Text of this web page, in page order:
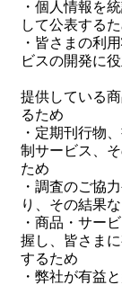
・個人情報を
して公表する
・皆さまの利
ビスの開発に
提供している
るため
・定期刊行物
制サービス、
ため
・調査のご協
り、その結果
・商品・サー
握し、皆さま
するため
・弊社が有益